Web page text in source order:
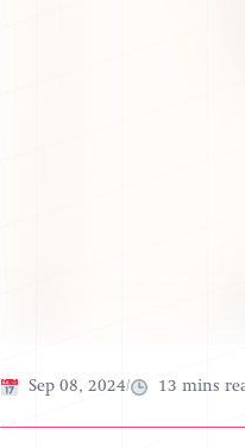
Published on
Sep 08, 2024/ 13 mins